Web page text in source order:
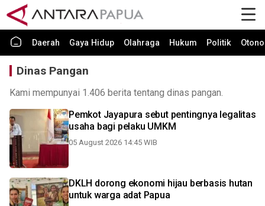
Daerah Gaya Hidup Olahraga Hukum Politik
Dinas Pangan
Kami mempunyai 1.406 berita tentang dinas pangan.
Pemkot Jayapura sebut pentingnya legalitas
usaha bagi pelaku UMKM
05 August 2026 14:45 WIB
DKLH dorong ekonomi hijau berbasis hutan
untuk warga adat Papua